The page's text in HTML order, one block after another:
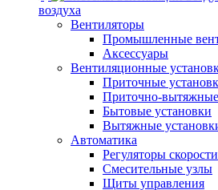
воздуха
Вентиляторы
Промышленные
Аксессуары
Вентиляционные
Приточные
Приточно-вытяжные
Бытовые установки
Вытяжные
Автоматика
Регуляторы скорости
Смесительные узлы
Щиты управления